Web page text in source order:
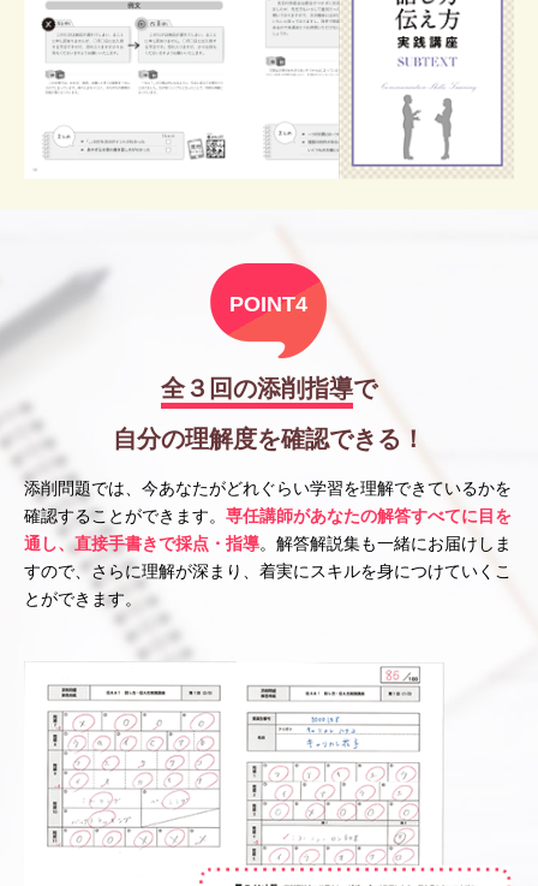
POINT4
全３回の添削指導で
自分の理解度を確認できる！
添削問題では、今あなたがどれぐらい学習を理解できているかを
確認することができます。専任講師があなたの解答すべてに目を
通し、直接手書きで採点・指導。解答解説集も一緒にお届けしま
すので、さらに理解が深まり、着実にスキルを身につけていくこ
とができます。